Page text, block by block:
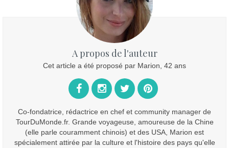
A propos de l'auteur
Cet article a été proposé par Marion, 42 ans
Co-fondatrice, rédactrice en chef et community manager de
TourDuMonde.fr. Grande voyageuse, amoureuse de la Chine
(elle parle couramment chinois) et des USA, Marion est
spécialement attirée par la culture et l'histoire des pays qu'elle